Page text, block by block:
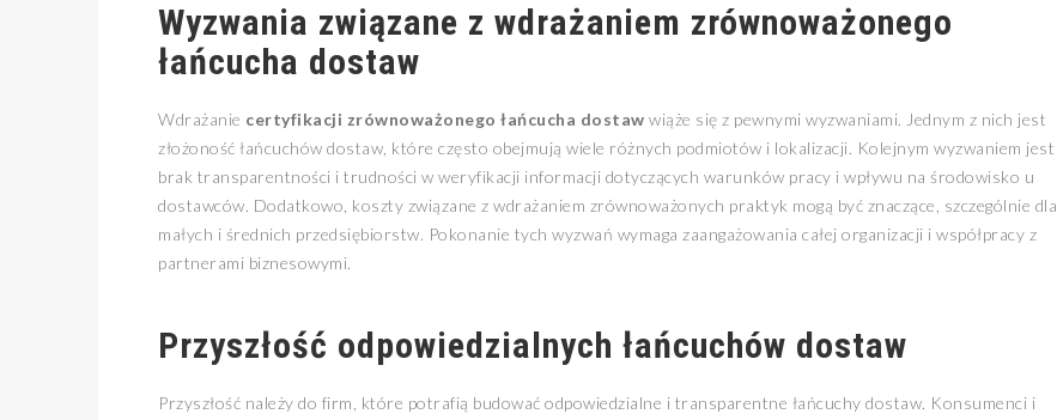
Wyzwania związane z wdrażaniem zrównoważonego
łańcucha dostaw
Wdrażanie certyfikacji zrównoważonego łańcucha dostaw wiąże się z pewnymi wyzwaniami. Jednym z nich jest
złożoność łańcuchów dostaw, które często obejmują wiele różnych podmiotów i lokalizacji. Kolejnym wyzwaniem jest
brak transparentności i trudności w weryfikacji informacji dotyczących warunków pracy i wpływu na środowisko u
dostawców. Dodatkowo, koszty związane z wdrażaniem zrównoważonych praktyk mogą być znaczące, szczególnie dla
małych i średnich przedsiębiorstw. Pokonanie tych wyzwań wymaga zaangażowania całej organizacji i współpracy z
partnerami biznesowymi.
Przyszłość odpowiedzialnych łańcuchów dostaw
Przyszłość należy do firm, które potrafią budować odpowiedzialne i transparentne łańcuchy dostaw. Konsumenci i